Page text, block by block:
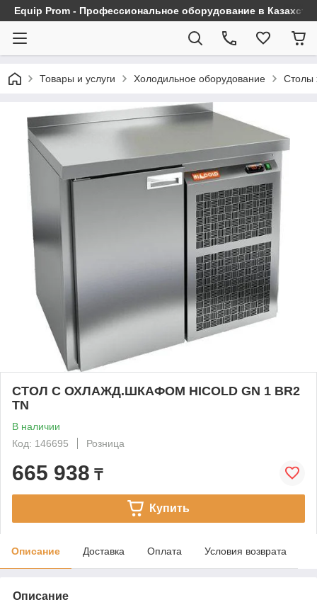
Equip Prom - Профессиональное оборудование в
Товары и услуги Холодильное оборудование Столы
СТОЛ С ОХЛАЖД.ШКАФОМ HICOLD GN 1 BR2
TN
В наличии
Код: 146695
Розница
665 938 ₸
Купить
Описание Доставка Оплата Условия возврата
Описание